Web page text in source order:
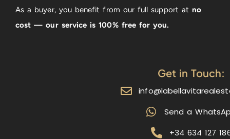
As a buyer, you benefit from our full support at no
cost — our service is 100% free for you.
Get in Touch:
Send a
+34 634 127